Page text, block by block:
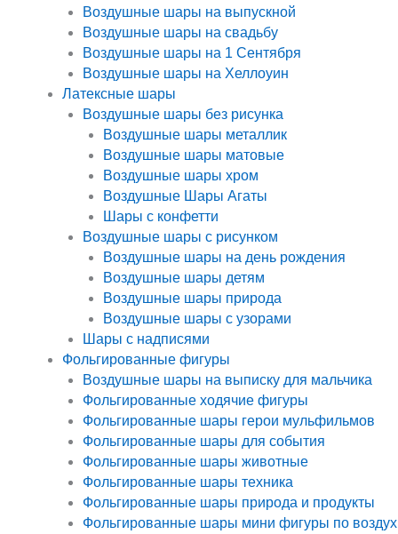
Воздушные шары на выпускной
Воздушные шары на свадьбу
Воздушные шары на 1 Сентября
Воздушные шары на Хеллоуин
Латексные шары
Воздушные шары без рисунка
Воздушные шары металлик
Воздушные шары матовые
Воздушные шары хром
Воздушные Шары Агаты
Шары с конфетти
Воздушные шары с рисунком
Воздушные шары на день рождения
Воздушные шары детям
Воздушные шары природа
Воздушные шары с узорами
Шары с надписями
Фольгированные фигуры
Воздушные шары на выписку для мальчика
Фольгированные ходячие фигуры
Фольгированные шары герои мульфильмов
Фольгированные шары для события
Фольгированные шары животные
Фольгированные шары техника
Фольгированные шары природа и продукты
Фольгированные шары мини фигуры по воздух